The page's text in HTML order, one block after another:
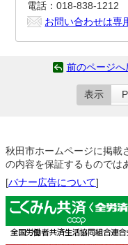
電話：018-838-1212
お問い合わせは専
前のページへ
表示
秋田市ホームページに掲載
の内容を保証するものでは
[バナー広告について]